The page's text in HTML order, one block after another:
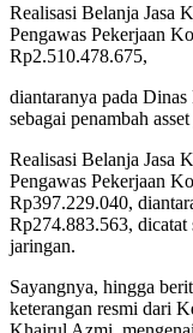
Realisasi Belanja Jasa
Pengawas Pekerjaan
Rp2.510.478.675,
diantaranya pada
sebagai penambah
Realisasi Belanja Jasa
Pengawas Pekerjaan
Rp397.229.040,
Rp274.883.563, dicatat
jaringan.
Sayangnya, hingga
keterangan resmi dari